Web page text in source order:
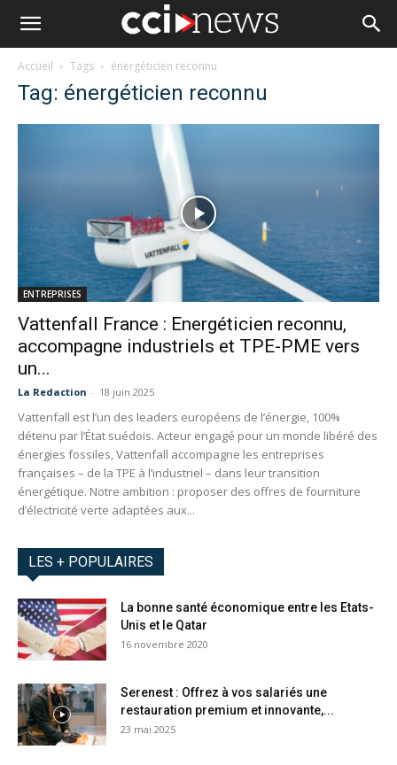
Accueil Tags énergéticien reconnu
Tag: énergéticien reconnu
ENTREPRISES
Vattenfall France : Energéticien reconnu,
accompagne industriels et TPE-PME vers
un...
La Redaction - 18 juin 2025
Vattenfall est l’un des leaders européens de l’énergie, 100%
détenu par l’État suédois. Acteur engagé pour un monde libéré des
énergies fossiles, Vattenfall accompagne les entreprises
françaises – de la TPE à l’industriel – dans leur transition
énergétique. Notre ambition : proposer des offres de fourniture
d’électricité verte adaptées aux...
LES + POPULAIRES
La bonne santé économique entre les Etats-
Unis et le Qatar
16 novembre 2020
Serenest : Offrez à vos salariés une
restauration premium et innovante,...
23 mai 2025